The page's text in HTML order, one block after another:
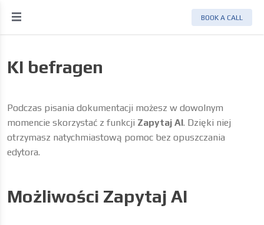
BOOK A CALL
KI befragen
Podczas pisania dokumentacji możesz w dowolnym
momencie skorzystać z funkcji Zapytaj AI. Dzięki niej
otrzymasz natychmiastową pomoc bez opuszczania
edytora.
Możliwości Zapytaj AI